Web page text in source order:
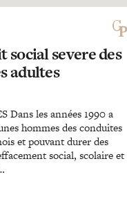
severe des
adultes
Dans les années 1990 a
hommes des conduites
et pouvant durer des
social, scolaire et